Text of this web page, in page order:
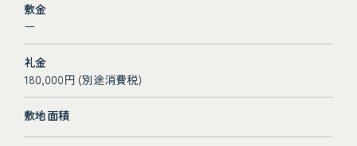
敷金
ー
礼金
180,000円 (別途消費税)
敷地面積